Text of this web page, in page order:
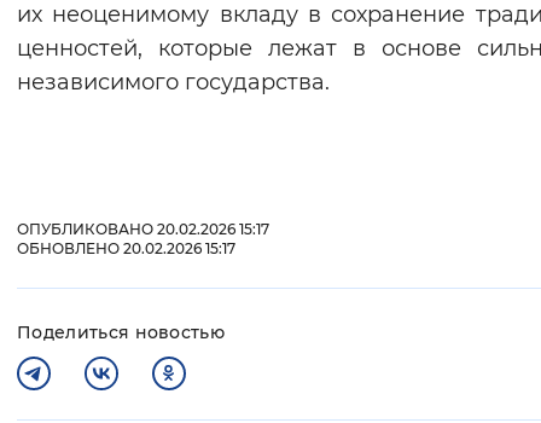
их неоценимому вкладу в сохранение
ценностей, которые лежат в основе
независимого государства.
ОПУБЛИКОВАНО 20.02.2026 15:17
ОБНОВЛЕНО 20.02.2026 15:17
Поделиться новостью